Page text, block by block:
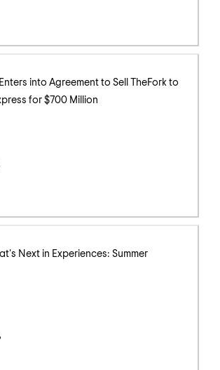
into Agreement to Sell TheFork to
for $700 Million
Next in Experiences: Summer